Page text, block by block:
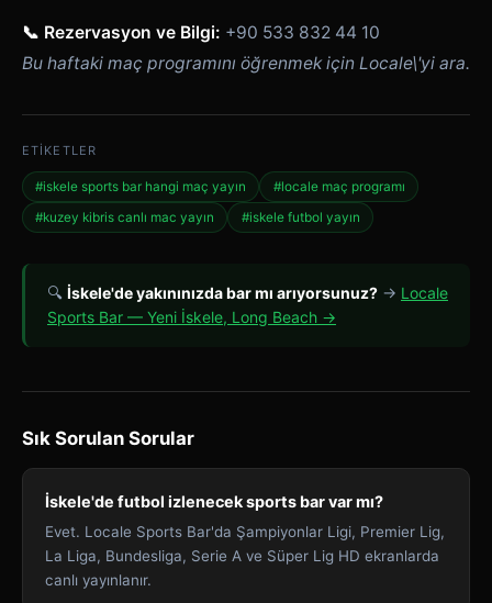
📞 Rezervasyon ve Bilgi: +90 533 832 44 10
Bu haftaki maç programını öğrenmek için Locale\'yi ara.
ETIKETLER
#iskele sports bar hangi maç yayın
#locale maç programı
#kuzey kibris canlı mac yayın
#iskele futbol yayın
🔍 İskele'de yakınınızda bar mı arıyorsunuz? → Locale
Sports Bar — Yeni İskele, Long Beach →
Sık Sorulan Sorular
İskele'de futbol izlenecek sports bar var mı?
Evet. Locale Sports Bar'da Şampiyonlar Ligi, Premier Lig,
La Liga, Bundesliga, Serie A ve Süper Lig HD ekranlarda
canlı yayınlanır.